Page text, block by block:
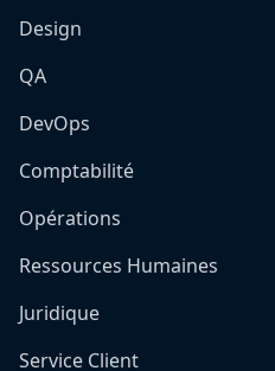
Design
QA
DevOps
Comptabilité
Opérations
Ressources Humaines
Juridique
Service Client